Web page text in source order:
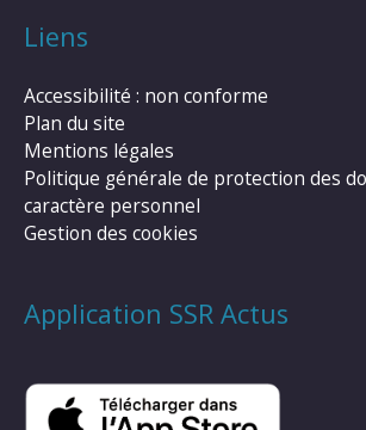
Liens
Accessibilité : non conforme
Plan du site
Mentions légales
Politique générale de protection des
caractère personnel
Gestion des cookies
Application SSR Actus